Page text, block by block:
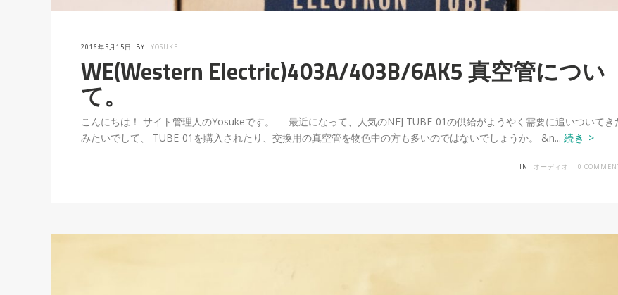
2016年5月15日 BY YOSUKE
WE(Western Electric)403A/403B/6AK5 真空管につい
て。
こんにちは！ サイト管理人のYosukeです。 最近になって、人気のNFJ TUBE-01の供給がようやく需要に追いついてき
みたいでして、 TUBE-01を購入されたり、交換用の真空管を物色中の方も多いのではないでしょうか。 &n...続き >
IN オーディオ 0